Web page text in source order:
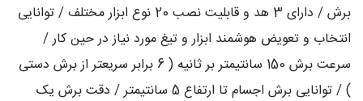
برش / دارای 3 هد و قابلیت نصب 20 نوع ابزار مختلف / توانایی
انتخاب و تعویض هوشمند ابزار و تیغ مورد نیاز در حین کار /
سرعت برش 150 سانتیمتر بر ثانیه ( 6 برابر سریعتر از برش دستی
) / توانایی برش اجسام تا ارتفاع 5 سانتیمتر / دقت برش یک